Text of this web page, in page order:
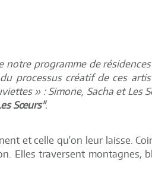
notre programme de
processus créatif de ces
» : Simone, Sacha et Les
Sœurs".
et celle qu'on leur laisse.
Elles traversent montagnes,